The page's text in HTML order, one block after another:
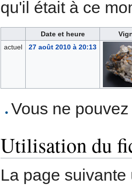
qu'il était à ce
Date et heure
actuel
27 août 2010 à 20:13
Vous ne
Utilisation du
La page